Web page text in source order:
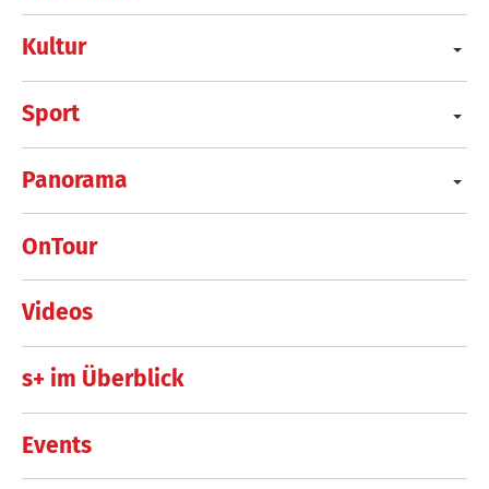
Kultur
Sport
Panorama
OnTour
Videos
s+ im Überblick
Events